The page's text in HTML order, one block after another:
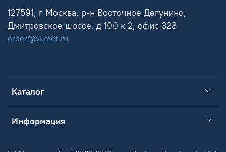
Каталог
Информация
127591, г Москва, р-н Восточное Дегунино,
Дмитровское шоссе, д 100 к 2, офис 328
order@vkmet.ru